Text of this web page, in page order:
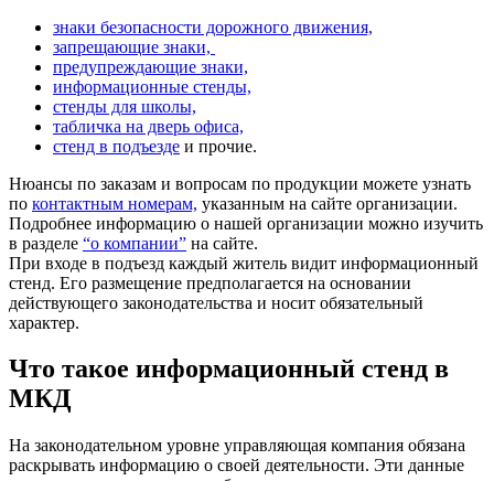
знаки безопасности дорожного движения,
запрещающие знаки,
предупреждающие знаки,
информационные стенды,
стенды для школы,
табличка на дверь офиса,
стенд в подъезде и прочие.
Нюансы по заказам и вопросам по продукции можете узнать
по контактным номерам, указанным на сайте организации.
Подробнее информацию о нашей организации можно изучить
в разделе “о компании” на сайте.
При входе в подъезд каждый житель видит информационный
стенд. Его размещение предполагается на основании
действующего законодательства и носит обязательный
характер.
Что такое информационный стенд в
МКД
На законодательном уровне управляющая компания обязана
раскрывать информацию о своей деятельности. Эти данные